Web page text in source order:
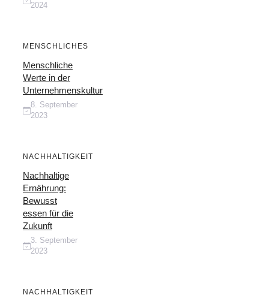
2024
MENSCHLICHES
Menschliche
Werte in der
Unternehmenskultur
8. September
2023
NACHHALTIGKEIT
Nachhaltige
Ernährung:
Bewusst
essen für die
Zukunft
3. September
2023
NACHHALTIGKEIT